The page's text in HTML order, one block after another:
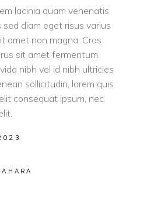
lacinia quam venenatis
diam eget risus varius
amet non magna. Cras
sit amet fermentum.
nibh vel id nibh ultricies
sollicitudin, lorem quis
consequat ipsum, nec